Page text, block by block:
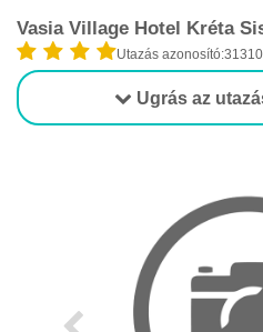
Vasia Village Hotel Kréta
Utazás azonosító:31310
Ugrás az